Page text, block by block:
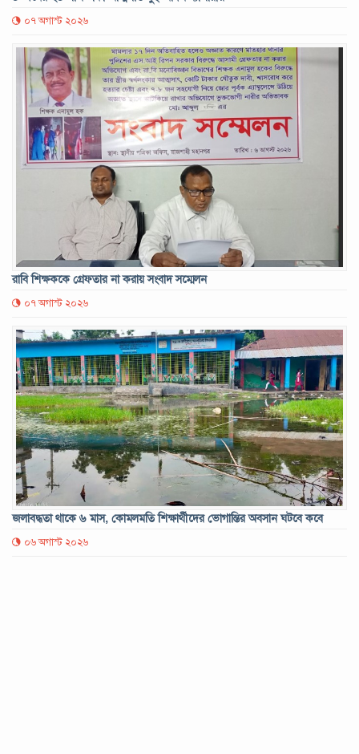
০৭ অগাস্ট ২০২৬
রাবি শিক্ষককে গ্রেফতার না করায় সংবাদ সম্মেলন
০৭ অগাস্ট ২০২৬
জলাবদ্ধতা থাকে ৬ মাস, কোমলমতি শিক্ষার্থীদের ভোগান্তির অবসান ঘটবে কবে
০৬ অগাস্ট ২০২৬